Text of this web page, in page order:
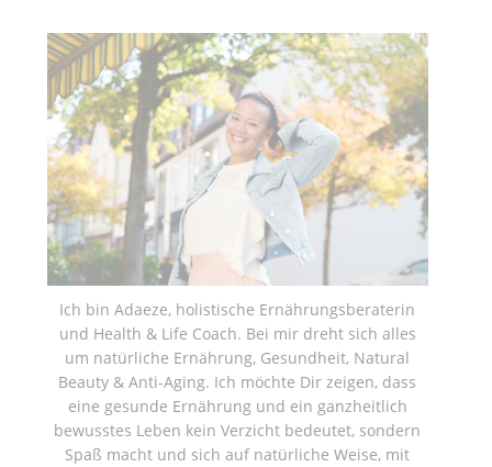
Ich bin Adaeze, holistische Ernährungsberaterin
und Health & Life Coach. Bei mir dreht sich alles
um natürliche Ernährung, Gesundheit, Natural
Beauty & Anti-Aging. Ich möchte Dir zeigen, dass
eine gesunde Ernährung und ein ganzheitlich
bewusstes Leben kein Verzicht bedeutet, sondern
Spaß macht und sich auf natürliche Weise, mit